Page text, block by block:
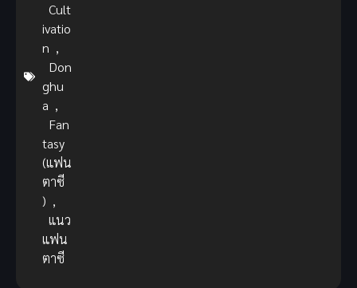
Cult
ivatio
n ,
Don
ghu
a ,
Fan
tasy
(แฟน
ตาซี
) ,
แนว
แฟน
ตาซี